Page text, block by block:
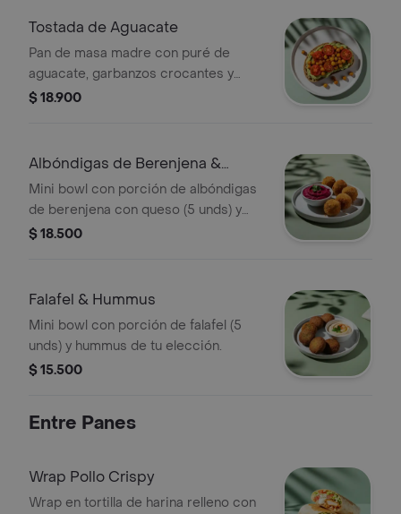
Tostada de Aguacate
Pan de masa madre con puré de
aguacate, garbanzos crocantes y
tomates cherry.
$ 18.900
Albóndigas de Berenjena &
Hummus
Mini bowl con porción de albóndigas
de berenjena con queso (5 unds) y
hummus de tu elección.
$ 18.500
Falafel & Hummus
Mini bowl con porción de falafel (5
unds) y hummus de tu elección.
$ 15.500
Entre Panes
Wrap Pollo Crispy
Wrap en tortilla de harina relleno con